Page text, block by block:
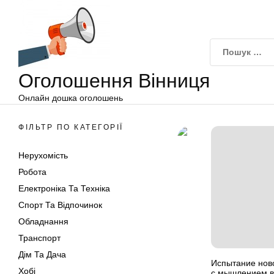
Оголошення Вінниця
Онлайн дошка оголошень
ФІЛЬТР ПО КАТЕГОРІЇ
Нерухомість
Робота
Електроніка Та Техніка
Спорт Та Відпочинок
Обладнання
Транспорт
Дім Та Дача
Хобі
Испытание